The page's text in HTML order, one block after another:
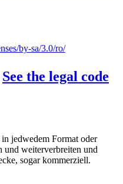
by-sa/3.0/ro/
See the legal code
jedwedem Format oder
weiterverbreiten und
sogar kommerziell.